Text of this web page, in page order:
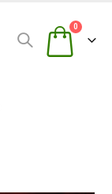
0